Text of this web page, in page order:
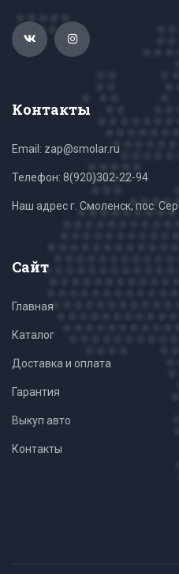
Контакты
Email: zap@smolar.ru
Телефон: 8(920)302-22-94
Наш адрес г. Смоленск, пос.
Сайт
Главная
Каталог
Доставка и оплата
Гарантия
Выкуп авто
Контакты